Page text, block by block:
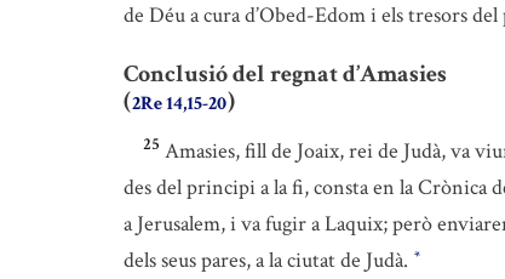
de Déu a cura d’Obed-Edom i els tresors
Conclusió del regnat d’Amasies
(2Re 14,15-20)
25 Amasies, fill de Joaix, rei de Judà, va
des del principi a la fi, consta en la Crònica
a Jerusalem, i va fugir a Laquix; però
dels seus pares, a la ciutat de Judà. *